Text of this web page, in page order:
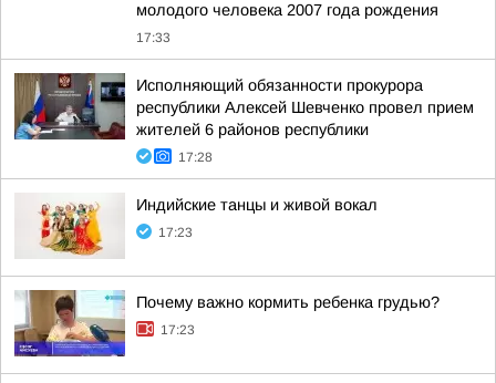
молодого человека 2007 года рождения
17:33
Исполняющий обязанности прокурора
республики Алексей Шевченко провел прием
жителей 6 районов республики
17:28
Индийские танцы и живой вокал
17:23
Почему важно кормить ребенка грудью?
17:23